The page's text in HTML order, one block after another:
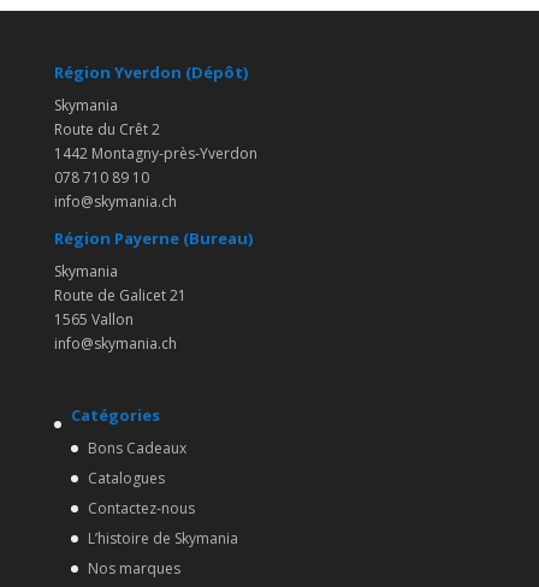
Région Yverdon (Dépôt)
Skymania
Route du Crêt 2
1442 Montagny-près-Yverdon
078 710 89 10
info@skymania.ch
Région Payerne (Bureau)
Skymania
Route de Galicet 21
1565 Vallon
info@skymania.ch
Catégories
Bons Cadeaux
Catalogues
Contactez-nous
L’histoire de Skymania
Nos marques